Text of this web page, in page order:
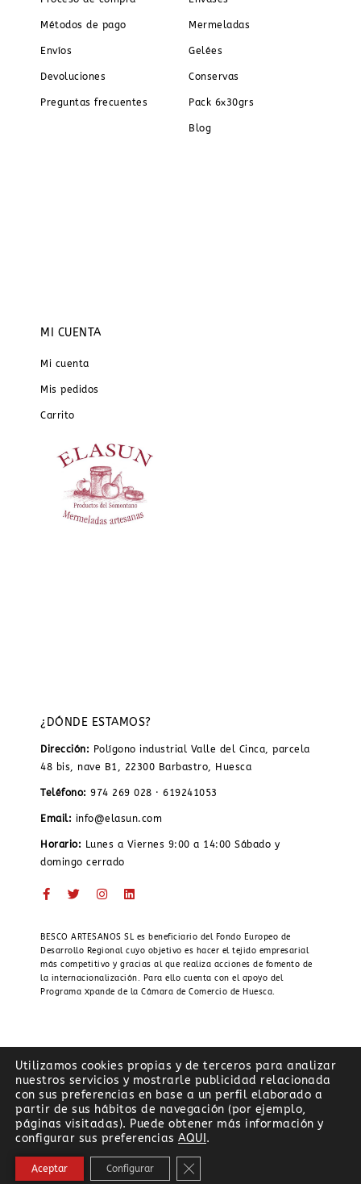
Métodos de pago
Envíos
Devoluciones
Preguntas frecuentes
Mermeladas
Gelées
Conservas
Pack 6x30grs
Blog
MI CUENTA
Mi cuenta
Mis pedidos
Carrito
¿DÓNDE ESTAMOS?
Dirección: Polígono industrial Valle del Cinca, parcela
48 bis, nave B1, 22300 Barbastro, Huesca
Teléfono: 974 269 028 · 619241053
Email: info@elasun.com
Horario: Lunes a Viernes 9:00 a 14:00 Sábado y
domingo cerrado
BESCO ARTESANOS SL es beneficiario del Fondo Europeo de
Desarrollo Regional cuyo objetivo es hacer el tejido empresarial
más competitivo y gracias al que realiza acciones de fomento de
la internacionalización. Para ello cuenta con el apoyo del
Programa Xpande de la Cámara de Comercio de Huesca.
Utilizamos cookies propias y de terceros para analizar
nuestros servicios y mostrarle publicidad relacionada
con sus preferencias en base a un perfil elaborado a
partir de sus hábitos de navegación (por ejemplo,
páginas visitadas). Puede obtener más información y
configurar sus preferencias AQUI .
Aceptar Configurar Cerrar el banner de cookies